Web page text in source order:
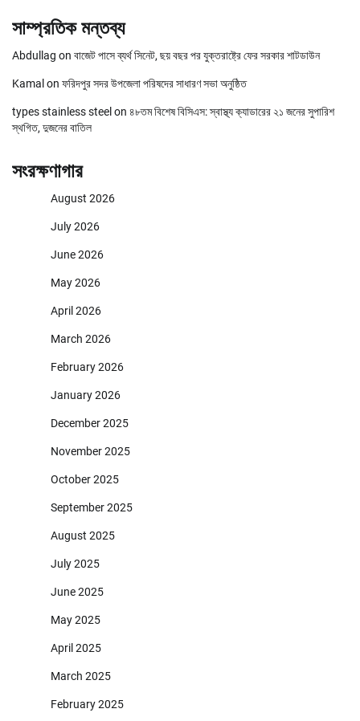
সাম্প্রতিক মন্তব্য
Abdullag on বাজেট পাসে ব্যর্থ সিনেট, ছয় বছর পর যুক্তরাষ্ট্রে ফের সরকার শাটডাউন
Kamal on ফরিদপুর সদর উপজেলা পরিষদের সাধারণ সভা অনুষ্ঠিত
types stainless steel on ৪৮তম বিশেষ বিসিএস: স্বাস্থ্য ক্যাডারের ২১ জনের সুপারিশ
স্থগিত, দুজনের বাতিল
সংরক্ষণাগার
August 2026
July 2026
June 2026
May 2026
April 2026
March 2026
February 2026
January 2026
December 2025
November 2025
October 2025
September 2025
August 2025
July 2025
June 2025
May 2025
April 2025
March 2025
February 2025